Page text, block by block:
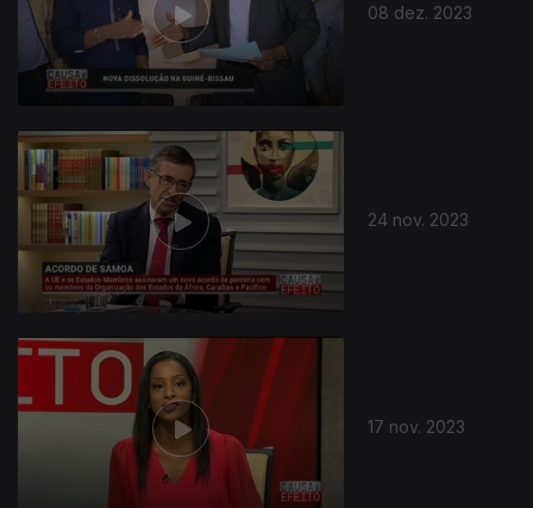
08 dez. 2023
24 nov. 2023
17 nov. 2023